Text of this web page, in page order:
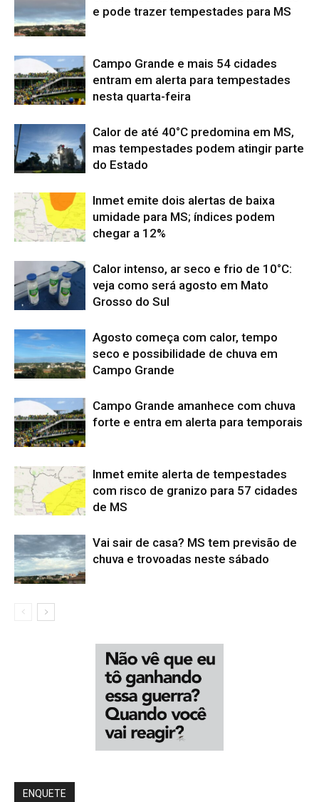
e pode trazer tempestades para MS
Campo Grande e mais 54 cidades
entram em alerta para tempestades
nesta quarta-feira
Calor de até 40°C predomina em MS,
mas tempestades podem atingir parte
do Estado
Inmet emite dois alertas de baixa
umidade para MS; índices podem
chegar a 12%
Calor intenso, ar seco e frio de 10°C:
veja como será agosto em Mato
Grosso do Sul
Agosto começa com calor, tempo
seco e possibilidade de chuva em
Campo Grande
Campo Grande amanhece com chuva
forte e entra em alerta para temporais
Inmet emite alerta de tempestades
com risco de granizo para 57 cidades
de MS
Vai sair de casa? MS tem previsão de
chuva e trovoadas neste sábado
ENQUETE